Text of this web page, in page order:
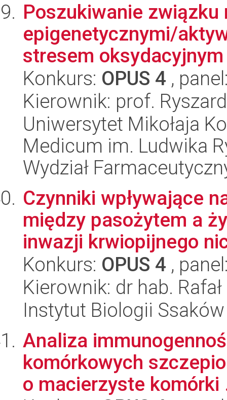
Poszukiwanie
epigenetycznymi/
stresem
Konkurs: OPUS 4 ,
Kierownik: prof.
Uniwersytet Mikołaja
Medicum im. Ludwika
Wydział
Czynniki wpływające
między pasożytem a
inwazji krwiopijnego
Konkurs: OPUS 4 ,
Kierownik: dr hab.
Instytut Biologii Ssaków
Analiza
komórkowych
o macierzyste komórki